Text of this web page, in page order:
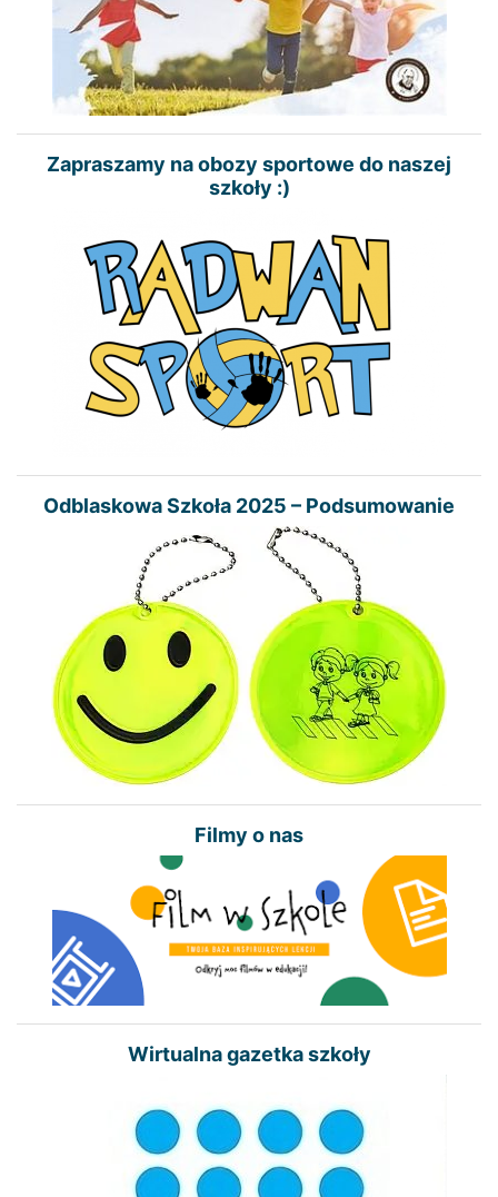
Zapraszamy na obozy sportowe do naszej
szkoły :)
Odblaskowa Szkoła 2025 – Podsumowanie
Filmy o nas
Wirtualna gazetka szkoły